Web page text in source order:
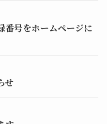
番号をホームページに
せ